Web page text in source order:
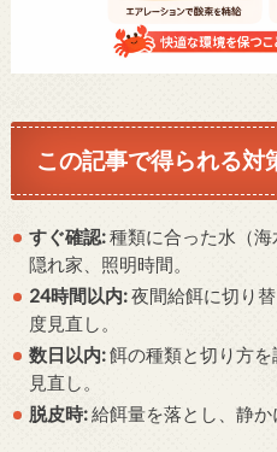
この記事で得られる対
すぐ確認:種類に合った水（海
隠れ家、照明時間。
24時間以内:夜間給餌に切り
度見直し。
数日以内:餌の種類と切り方
見直し。
脱皮時:給餌量を落とし、静か